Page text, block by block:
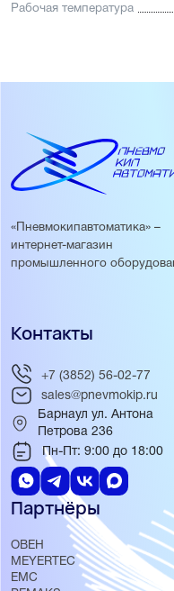
Рабочая температура
«Пневмокипавтоматика» –
интернет-магазин
промышленного
Партнёры
ОВЕН
MEYERTEC
EMC
Контакты
+7 (3852) 56-02-77
sales@pnevmokip.ru
Барнаул ул. Антона
Петрова 236
Пн-Пт: 9:00 до 18:00